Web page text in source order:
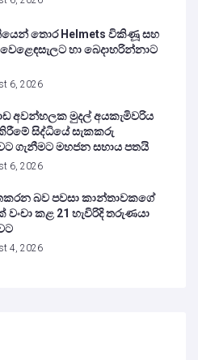
තොර Helmets විකිණූ සහ
වෙළෙඳසැලට හා බෙදාහරින්නාට
6, 2026
අවන්හලක මුදල් අයකැමිවරිය
සිද්ධියේ සැකකරු
ගැනීමට මහජන සහාය පතයි
6, 2026
බව පවසා කාන්තාවකගේ
වංචා කළ 21 හැවිරිදි තරුණයා
4, 2026